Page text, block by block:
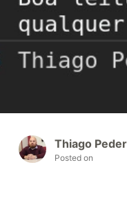
Thiago
Posted on